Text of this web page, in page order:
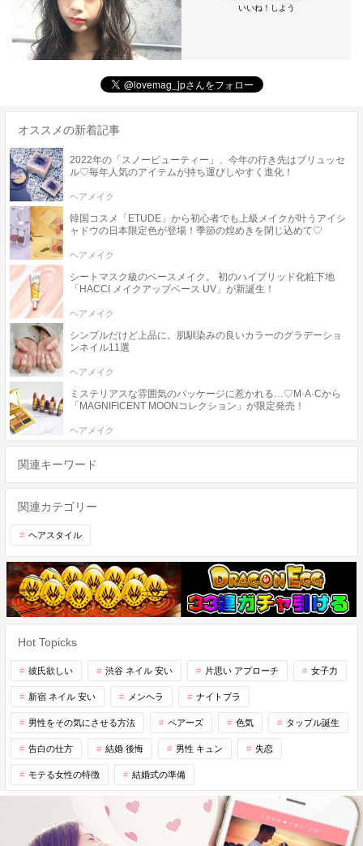
いいね！しよう
オススメの新着記事
2022年の「スノービューティー」、今年の行き先はブリュッセ
ル♡毎年人気のアイテムが持ち運びしやすく進化！
ヘアメイク
韓国コスメ「ETUDE」から初心者でも上級メイクが叶うアイシ
ャドウの日本限定色が登場！季節の煌めきを閉じ込めて♡
ヘアメイク
シートマスク級のベースメイク。 初のハイブリッド化粧下地
「HACCI メイクアップベース UV」が新誕生！
ヘアメイク
シンプルだけど上品に。肌馴染みの良いカラーのグラデーショ
ンネイル11選
ヘアメイク
ミステリアスな雰囲気のパッケージに惹かれる…♡M·A·Cから
「MAGNIFICENT MOONコレクション」が限定発売！
ヘアメイク
関連キーワード
関連カテゴリー
ヘアスタイル
Hot Topicks
彼氏欲しい 渋谷 ネイル 安い 片思い アプローチ 女子力
新宿 ネイル 安い メンヘラ ナイトブラ
男性をその気にさせる方法 ペアーズ 色気 タップル誕生
告白の仕方 結婚 後悔 男性 キュン 失恋
モテる女性の特徴 結婚式の準備